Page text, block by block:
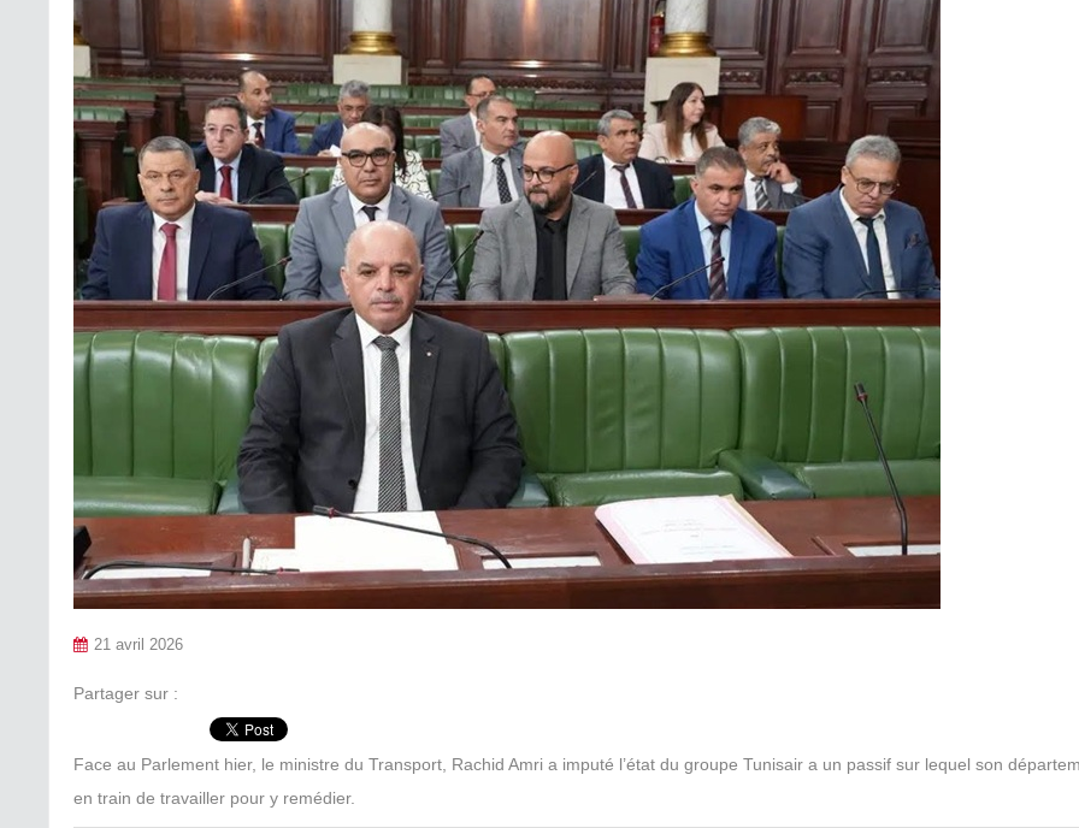
21 avril 2026
Partager sur :
Face au Parlement hier, le ministre du Transport, Rachid Amri a imputé l’état du groupe Tunisair a un passif sur lequel son
en train de travailler pour y remédier.